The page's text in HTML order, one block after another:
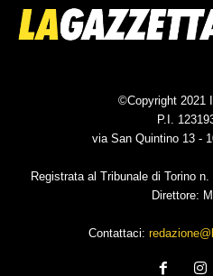
©Copyright 2021
P.I.
via San Quintino 13 -
Registrata al Tribunale di Torino
Direttore:
Contattaci: